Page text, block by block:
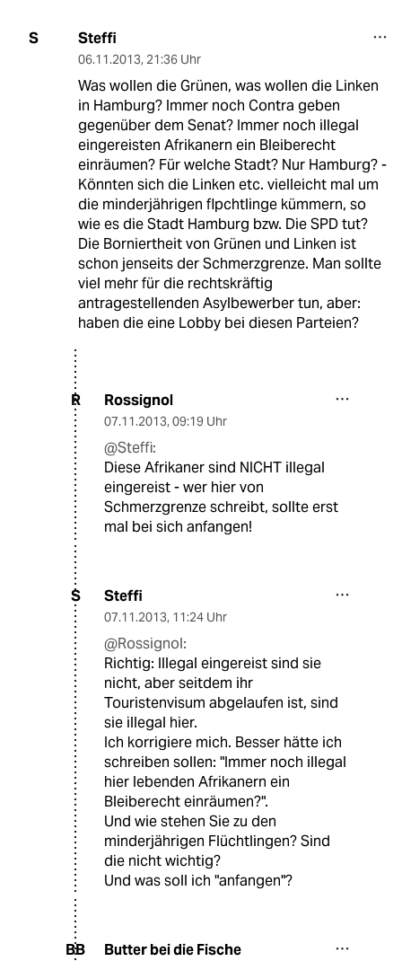
S Steffi
06.11.2013, 21:36 Uhr
Was wollen die Grünen, was wollen die Linken
in Hamburg? Immer noch Contra geben
gegenüber dem Senat? Immer noch illegal
eingereisten Afrikanern ein Bleiberecht
einräumen? Für welche Stadt? Nur Hamburg? -
Könnten sich die Linken etc. vielleicht mal um
die minderjährigen flpchtlinge kümmern, so
wie es die Stadt Hamburg bzw. Die SPD tut?
Die Borniertheit von Grünen und Linken ist
schon jenseits der Schmerzgrenze. Man sollte
viel mehr für die rechtskräftig
antragestellenden Asylbewerber tun, aber:
haben die eine Lobby bei diesen Parteien?
R Rossignol
07.11.2013, 09:19 Uhr
@Steffi:
Diese Afrikaner sind NICHT illegal
eingereist - wer hier von
Schmerzgrenze schreibt, sollte erst
mal bei sich anfangen!
S Steffi
07.11.2013, 11:24 Uhr
@Rossignol:
Richtig: Illegal eingereist sind sie
nicht, aber seitdem ihr
Touristenvisum abgelaufen ist, sind
sie illegal hier.
Ich korrigiere mich. Besser hätte ich
schreiben sollen: "Immer noch illegal
hier lebenden Afrikanern ein
Bleiberecht einräumen?".
Und wie stehen Sie zu den
minderjährigen Flüchtlingen? Sind
die nicht wichtig?
Und was soll ich "anfangen"?
BB Butter bei die Fische